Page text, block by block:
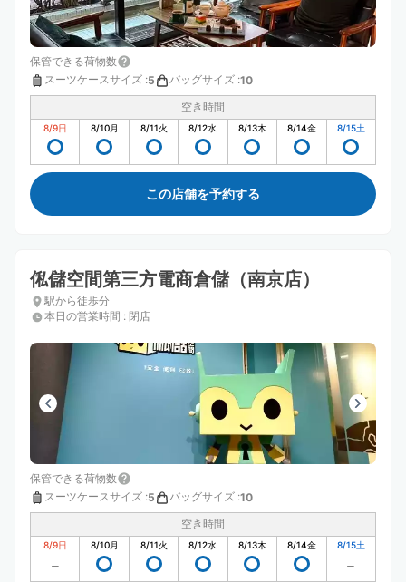
保管できる荷物数
スーツケースサイズ :5 バッグサイズ :10
空き時間
8/9日 8/10月 8/11火 8/12水 8/13木 8/14金 8/15土
この店舗を予約する
俬儲空間第三方電商倉儲（南京店）
駅から徒歩分
本日の営業時間 : 閉店
保管できる荷物数
スーツケースサイズ :5 バッグサイズ :10
空き時間
8/9日 8/10月 8/11火 8/12水 8/13木 8/14金 8/15土